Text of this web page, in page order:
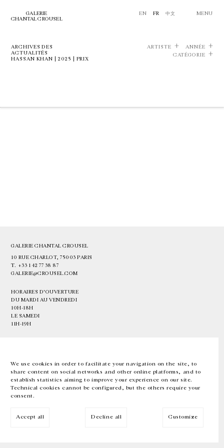
We use cookies in order to facilitate your navigation on the site, to
share content on social networks and other online platforms, and to
establish statistics aiming to improve your experience on our site.
Technical cookies cannot be configured, but the others require your
consent.
Accept all Decline all Customize
GALERIE
CHANTAL CROUSEL
EN FR 中文 MENU
ARCHIVES DES
ACTUALITÉS
HASSAN KHAN | 2025 | PRIX
ARTISTE
ANNÉE
CATÉGORIE
GALERIE CHANTAL CROUSEL
10 RUE CHARLOT, 75003 PARIS
T. +33 1 42 77 38 87
GALERIE@CROUSEL.COM
HORAIRES D'OUVERTURE
DU MARDI AU VENDREDI
10H-18H
LE SAMEDI
11H-19H
EN FR 中文 Facebook Instagram
Inscrivez-vous à notre newsletter